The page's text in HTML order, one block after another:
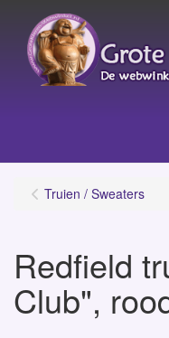
Truien / Sweaters
Redfield
Club",